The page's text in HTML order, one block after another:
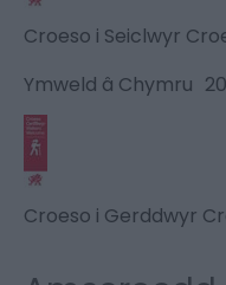
Croeso i Seiclwyr
Ymweld â Chymru
Croeso i Gerddwyr